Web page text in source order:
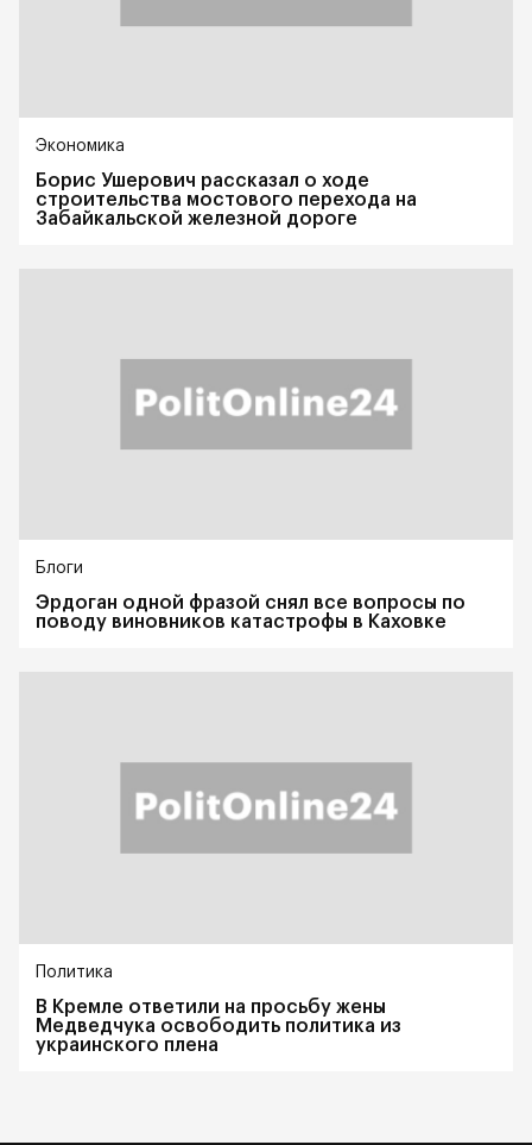
Экономика
Борис Ушерович рассказал о ходе
строительства мостового перехода на
Забайкальской железной дороге
Блоги
Эрдоган одной фразой снял все вопросы по
поводу виновников катастрофы в Каховке
Политика
В Кремле ответили на просьбу жены
Медведчука освободить политика из
украинского плена